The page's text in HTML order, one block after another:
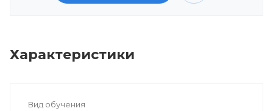
Характеристики
Вид обучения